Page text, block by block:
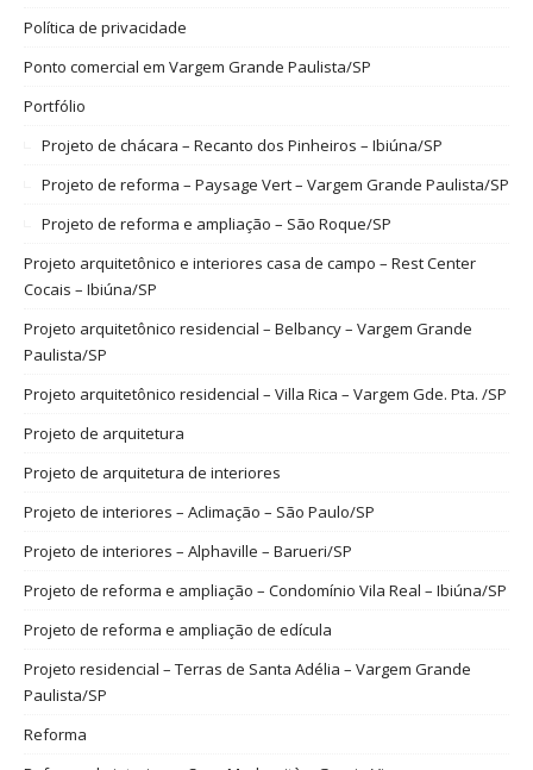
Política de privacidade
Ponto comercial em Vargem Grande Paulista/SP
Portfólio
Projeto de chácara – Recanto dos Pinheiros – Ibiúna/SP
Projeto de reforma – Paysage Vert – Vargem Grande Paulista/SP
Projeto de reforma e ampliação – São Roque/SP
Projeto arquitetônico e interiores casa de campo – Rest Center
Cocais – Ibiúna/SP
Projeto arquitetônico residencial – Belbancy – Vargem Grande
Paulista/SP
Projeto arquitetônico residencial – Villa Rica – Vargem Gde. Pta. /SP
Projeto de arquitetura
Projeto de arquitetura de interiores
Projeto de interiores – Aclimação – São Paulo/SP
Projeto de interiores – Alphaville – Barueri/SP
Projeto de reforma e ampliação – Condomínio Vila Real – Ibiúna/SP
Projeto de reforma e ampliação de edícula
Projeto residencial – Terras de Santa Adélia – Vargem Grande
Paulista/SP
Reforma